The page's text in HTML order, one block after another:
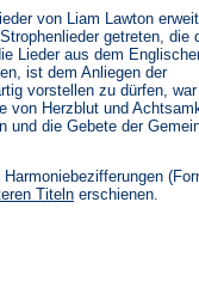
von Liam Lawton
getreten, die
Lieder aus dem
ist dem Anliegen der
vorstellen zu dürfen,
von Herzblut und
und die Gebete der
Harmoniebezifferungen
Titeln erschienen.